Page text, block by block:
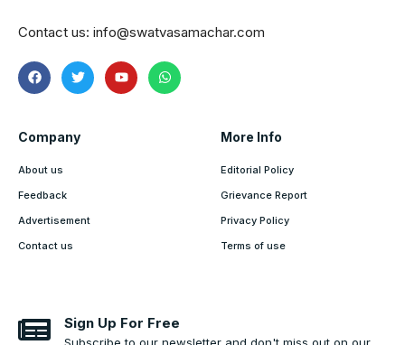
Contact us: info@swatvasamachar.com
Company
About us
Feedback
Advertisement
Contact us
More Info
Editorial Policy
Grievance Report
Privacy Policy
Terms of use
Sign Up For Free
Subscribe to our newsletter and don't miss out on our